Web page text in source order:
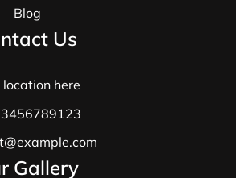
Blog
Us
location here
Gallery